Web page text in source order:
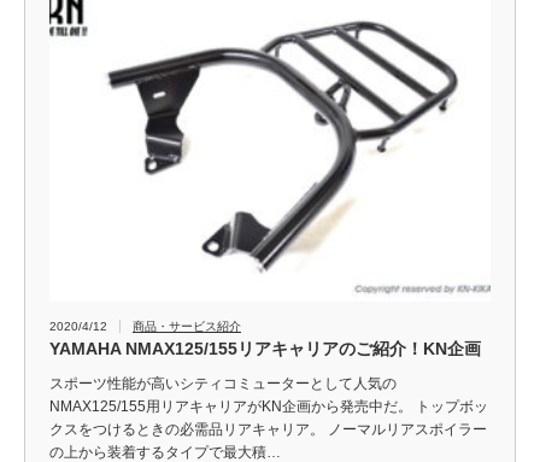
2020/4/12 商品・サービス紹介
YAMAHA NMAX125/155リアキャリアのご紹介！KN企画
スポーツ性能が高いシティコミューターとして人気の
NMAX125/155用リアキャリアがKN企画から発売中だ。 トップボッ
クスをつけるときの必需品リアキャリア。 ノーマルリアスポイラー
の上から装着するタイプで最大積…